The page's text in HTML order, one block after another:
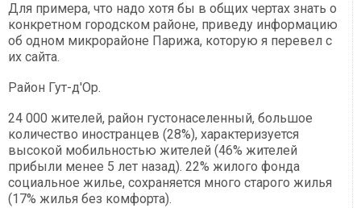
Для примера, что надо хотя бы в общих чертах знать о
конкретном городском районе, приведу информацию
об одном микрорайоне Парижа, которую я перевел с
их сайта.
Район Гут-д'Ор.
24 000 жителей, район густонаселенный, большое
количество иностранцев (28%), характеризуется
высокой мобильностью жителей (46% жителей
прибыли менее 5 лет назад). 22% жилого фонда
социальное жилье, сохраняется много старого жилья
(17% жилья без комфорта).